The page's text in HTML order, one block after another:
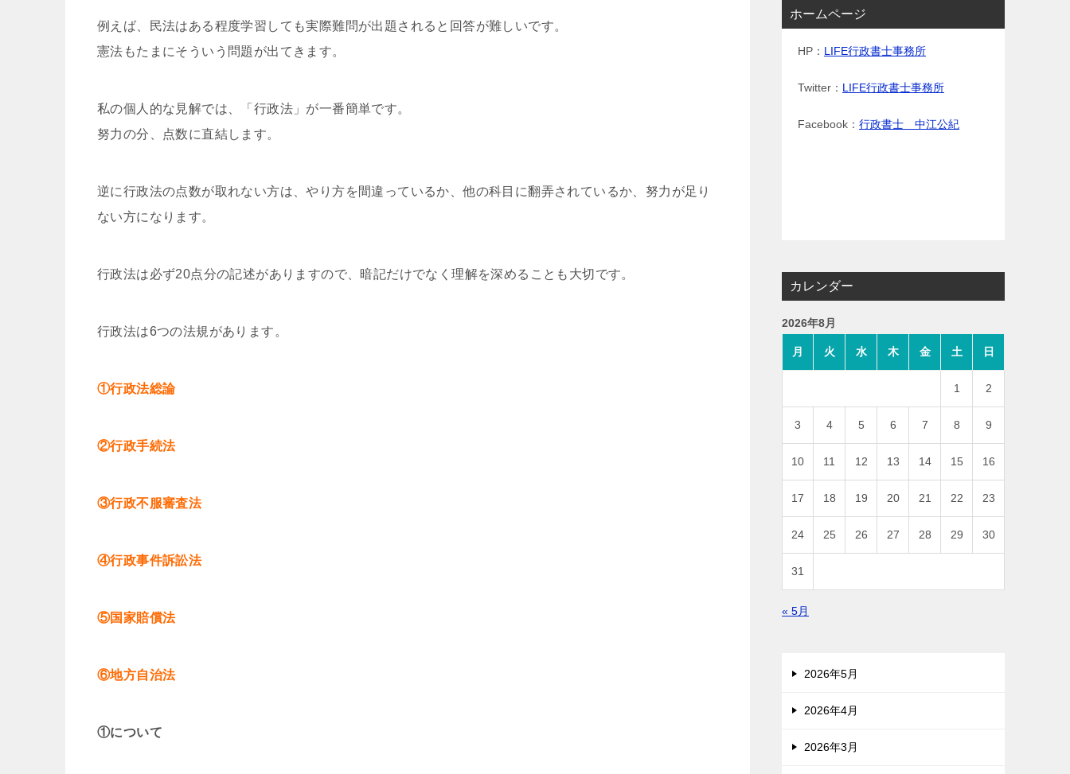
例えば、民法はある程度学習しても実際難問が出題されると回答が難しいです。
憲法もたまにそういう問題が出てきます。
私の個人的な見解では、「行政法」が一番簡単です。
努力の分、点数に直結します。
逆に行政法の点数が取れない方は、やり方を間違っているか、他の科目に翻弄されているか、努力が足り
ない方になります。
行政法は必ず20点分の記述がありますので、暗記だけでなく理解を深めることも大切です。
行政法は6つの法規があります。
①行政法総論
②行政手続法
③行政不服審査法
④行政事件訴訟法
⑤国家賠償法
⑥地方自治法
①について
ホームページ
HP： LIFE行政書士事務所
Twitter： LIFE行政書士事務所
Facebook： 行政書士 中江公紀
カレンダー
2026年8月
月 火 水 木 金 土 日
1 2
3 4 5 6 7 8 9
10 11 12 13 14 15 16
17 18 19 20 21 22 23
24 25 26 27 28 29 30
31
« 5月
2026年5月
2026年4月
2026年3月